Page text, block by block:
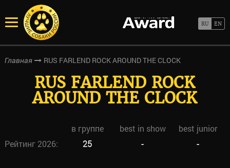
Главная RUS FARLEND ROCK AROUND THE CLOCK
RUS FARLEND ROCK
AROUND THE CLOCK
в группе best in show
best junior
Рейтинг 2026:
25 - -